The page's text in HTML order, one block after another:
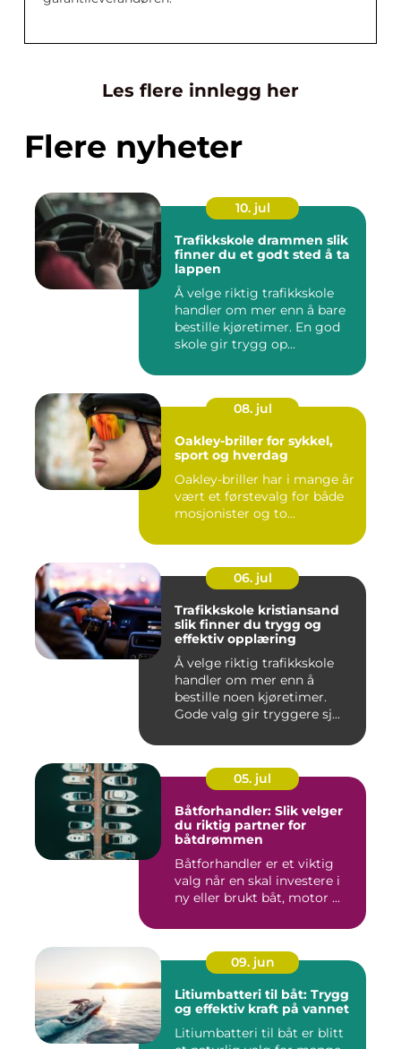
Les flere innlegg her
Flere nyheter
10. jul
Trafikkskole drammen slik
finner du et godt sted å ta
lappen
Å velge riktig trafikkskole
handler om mer enn å bare
bestille kjøretimer. En god
skole gir trygg op...
08. jul
Oakley-briller for sykkel,
sport og hverdag
Oakley-briller har i mange år
vært et førstevalg for både
mosjonister og to...
06. jul
Trafikkskole kristiansand
slik finner du trygg og
effektiv opplæring
Å velge riktig trafikkskole
handler om mer enn å
bestille noen kjøretimer.
Gode valg gir tryggere sj...
05. jul
Båtforhandler: Slik velger
du riktig partner for
båtdrømmen
Båtforhandler er et viktig
valg når en skal investere i
ny eller brukt båt, motor ...
09. jun
Litiumbatteri til båt: Trygg
og effektiv kraft på vannet
Litiumbatteri til båt er blitt